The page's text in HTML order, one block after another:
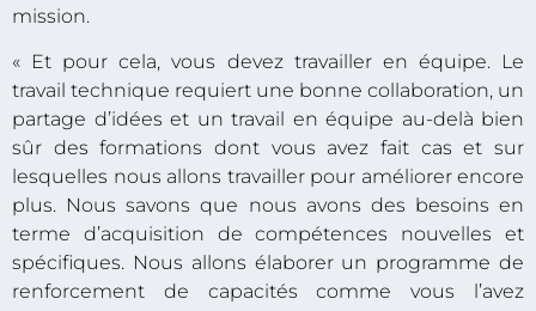
mission.
« Et pour cela, vous devez travailler en équipe. Le
travail technique requiert une bonne collaboration, un
partage d’idées et un travail en équipe au-delà bien
sûr des formations dont vous avez fait cas et sur
lesquelles nous allons travailler pour améliorer encore
plus. Nous savons que nous avons des besoins en
terme d’acquisition de compétences nouvelles et
spécifiques. Nous allons élaborer un programme de
renforcement de capacités comme vous l’avez